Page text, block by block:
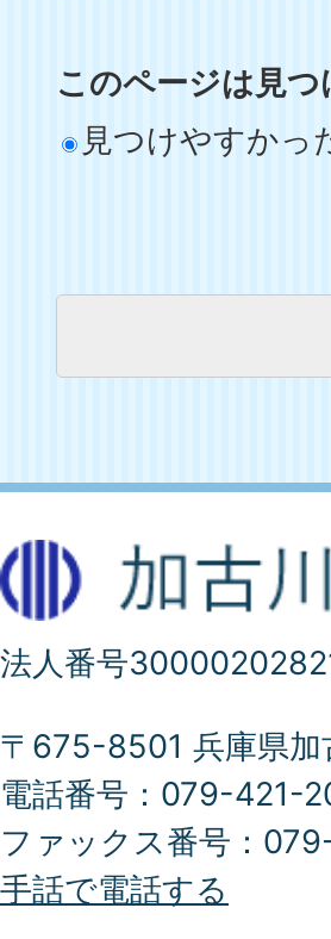
このページは見
見つけやすかっ
法人番号
〒675-8501 兵庫県
電話番号：079-421-
ファックス番号：
手話で電話する